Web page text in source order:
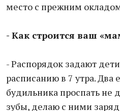
место с прежним
- Как строится ваш
- Распорядок задают
расписанию в 7 утра. Два
будильника проспать не
зубы, делаю с ними